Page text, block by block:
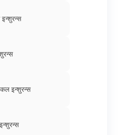
इन्शुरन्स